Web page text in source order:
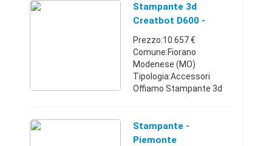
additiva con la
tecnologia FFF per
Stampante 3d
Creatbot D600 -
Doppio Estrusore
Prezzo:10.657 €
Comune:Fiorano
Modenese (MO)
Tipologia:Accessori
Offiamo Stampante 3d
TEMPERATURA Fino a
400 ° C I primi a
Stampante -
Piemonte